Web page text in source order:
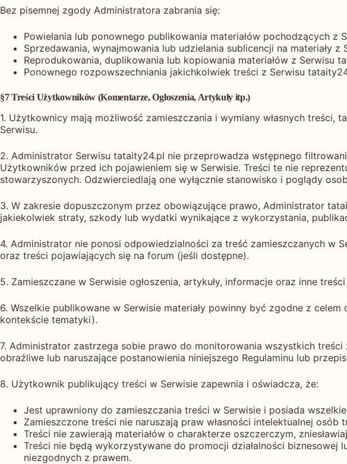
Bez pisemnej zgody Administratora zabrania się:
Powielania lub ponownego publikowania materiałów pochodzących z
Sprzedawania, wynajmowania lub udzielania sublicencji na materiały z
Reprodukowania, duplikowania lub kopiowania materiałów z Serwisu
Ponownego rozpowszechniania jakichkolwiek treści z Serwisu
§7 Treści Użytkowników (Komentarze, Ogłoszenia, Artykuły itp.)
1. Użytkownicy mają możliwość zamieszczania i wymiany własnych treści,
Serwisu.
2. Administrator Serwisu tataity24.pl nie przeprowadza wstępnego
Użytkowników przed ich pojawieniem się w Serwisie. Treści te nie
stowarzyszonych. Odzwierciedlają one wyłącznie stanowisko i poglądy
3. W zakresie dopuszczonym przez obowiązujące prawo, Administrator
jakiekolwiek straty, szkody lub wydatki wynikające z wykorzystania,
4. Administrator nie ponosi odpowiedzialności za treść zamieszczanych w
oraz treści pojawiających się na forum (jeśli dostępne).
5. Zamieszczane w Serwisie ogłoszenia, artykuły, informacje oraz inne
6. Wszelkie publikowane w Serwisie materiały powinny być zgodne z
kontekście tematyki).
7. Administrator zastrzega sobie prawo do monitorowania wszystkich
obraźliwe lub naruszające postanowienia niniejszego Regulaminu lub
8. Użytkownik publikujący treści w Serwisie zapewnia i oświadcza, że:
Jest uprawniony do zamieszczania treści w Serwisie i posiada
Zamieszczone treści nie naruszają praw własności intelektualnej
Treści nie zawierają materiałów o charakterze oszczerczym,
Treści nie będą wykorzystywane do promocji działalności biznesowej
niezgodnych z prawem.